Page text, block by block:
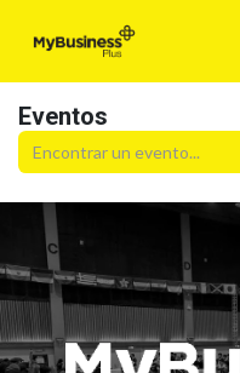
Eventos